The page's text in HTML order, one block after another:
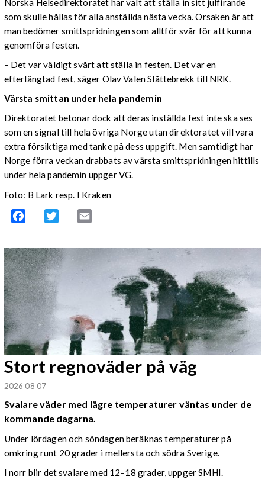
Norska Helsedirektoratet har valt att ställa in sitt julfirande
som skulle hållas för alla anställda nästa vecka. Orsaken är att
man bedömer smittspridningen som alltför svår för att kunna
genomföra festen.
– Det var väldigt svårt att ställa in festen. Det var en
efterlängtad fest, säger Olav Valen Slåttebrekk till NRK.
Värsta smittan under hela pandemin
Direktoratet betonar dock att deras inställda fest inte ska ses
som en signal till hela övriga Norge utan direktoratet vill vara
extra försiktiga med tanke på dess uppgift. Men samtidigt har
Norge förra veckan drabbats av värsta smittspridningen hittills
under hela pandemin uppger VG.
Foto: B Lark resp. I Kraken
Facebook Twitter
Stort regnoväder på väg
2026 08 07
Svalare väder med lägre temperaturer väntas under de
kommande dagarna.
Under lördagen och söndagen beräknas temperaturer på
omkring runt 20 grader i mellersta och södra Sverige.
I norr blir det svalare med 12–18 grader, uppger SMHI.